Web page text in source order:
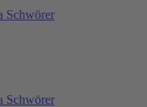
Schwörer
Schwörer